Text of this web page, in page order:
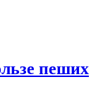
пеших